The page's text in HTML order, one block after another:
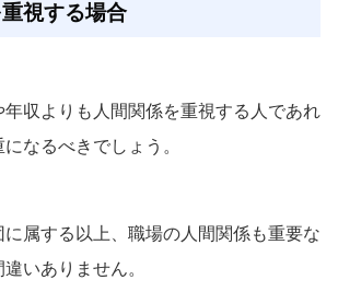
視する場合
収よりも人間関係を重視する人であれ
なるべきでしょう。
属する以上、職場の人間関係も重要な
いありません。